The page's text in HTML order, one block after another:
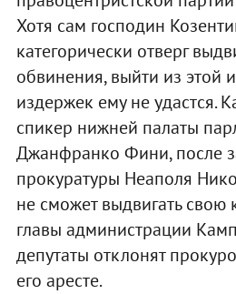
Хотя сам господин
категорически отверг
обвинения, выйти из этой
издержек ему не удастся.
спикер нижней палаты
Джанфранко Фини, после
прокуратуры Неаполя
не сможет выдвигать свою
главы администрации
депутаты отклонят
его аресте.